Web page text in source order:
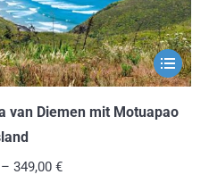
gewählt
werden
Dieses
Produkt
weist
van Diemen mit Motuapao
– 349,00 €